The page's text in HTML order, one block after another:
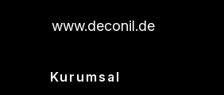
www.deconil.de
Kurumsal